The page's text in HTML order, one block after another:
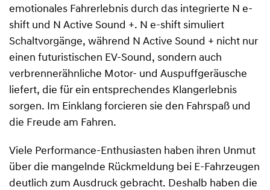
emotionales Fahrerlebnis durch das integrierte N e-
shift und N Active Sound +. N e-shift simuliert
Schaltvorgänge, während N Active Sound + nicht nur
einen futuristischen EV-Sound, sondern auch
verbrennerähnliche Motor- und Auspuffgeräusche
liefert, die für ein entsprechendes Klangerlebnis
sorgen. Im Einklang forcieren sie den Fahrspaß und
die Freude am Fahren.
Viele Performance-Enthusiasten haben ihren Unmut
über die mangelnde Rückmeldung bei E-Fahrzeugen
deutlich zum Ausdruck gebracht. Deshalb haben die